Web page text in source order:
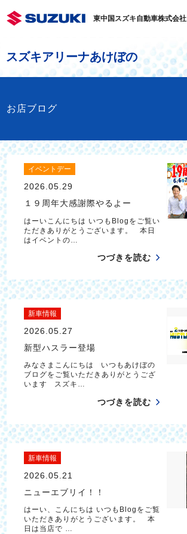
東中国スズキ自動車株式会社
スズキアリーナあけぼの
お店ブログ
イベントデー
2026.05.29
１９周年大感謝際やるよー
はーいこんにちは いつもBlogをご覧い
ただきありがとうございます。 本日
はイベントの…
つづきを読む
新車情報
2026.05.27
新型ハスラー登場
みなさまこんにちは いつもあけぼの
ブログをご覧いただきありがとうござ
います スズキ…
つづきを読む
新車情報
2026.05.21
ニューエブリイ！！
はーい、こんにちは いつもBlogをご覧
いただきありがとうございます。 本
日は当店で …